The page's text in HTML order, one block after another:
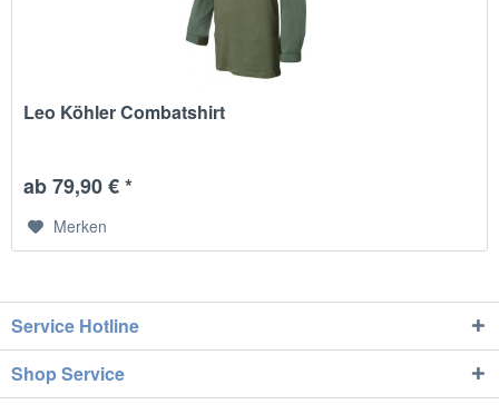
Leo Köhler Combatshirt
ab 79,90 € *
Merken
Service Hotline
Shop Service